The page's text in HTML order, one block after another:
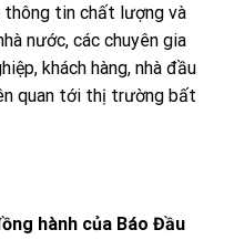
thông tin chất lượng và
nước, các chuyên gia
khách hàng, nhà đầu
quan tới thị trường bất
hành của Báo Đầu